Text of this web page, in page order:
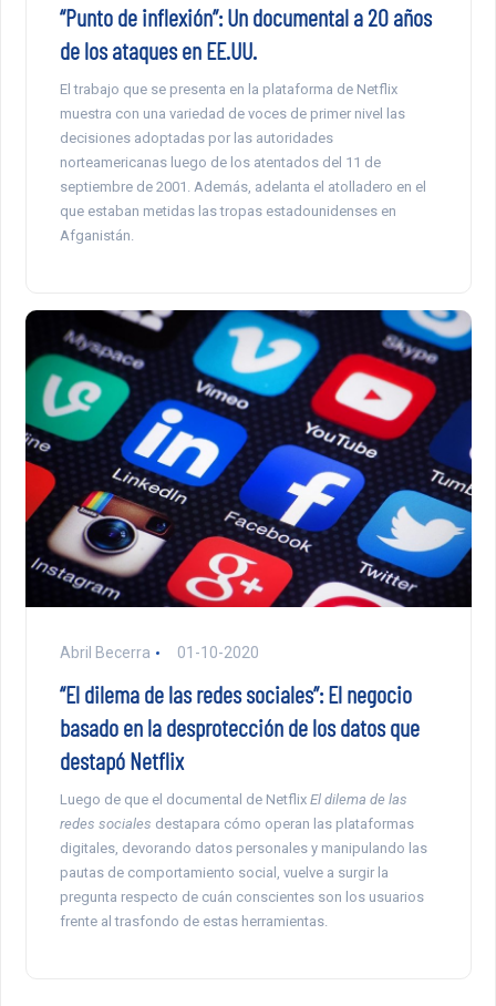
“Punto de inflexión”: Un documental a 20 años
de los ataques en EE.UU.
El trabajo que se presenta en la plataforma de Netflix
muestra con una variedad de voces de primer nivel las
decisiones adoptadas por las autoridades
norteamericanas luego de los atentados del 11 de
septiembre de 2001. Además, adelanta el atolladero en el
que estaban metidas las tropas estadounidenses en
Afganistán.
Abril Becerra 01-10-2020
“El dilema de las redes sociales”: El negocio
basado en la desprotección de los datos que
destapó Netflix
Luego de que el documental de Netflix El dilema de las
redes sociales destapara cómo operan las plataformas
digitales, devorando datos personales y manipulando las
pautas de comportamiento social, vuelve a surgir la
pregunta respecto de cuán conscientes son los usuarios
frente al trasfondo de estas herramientas.